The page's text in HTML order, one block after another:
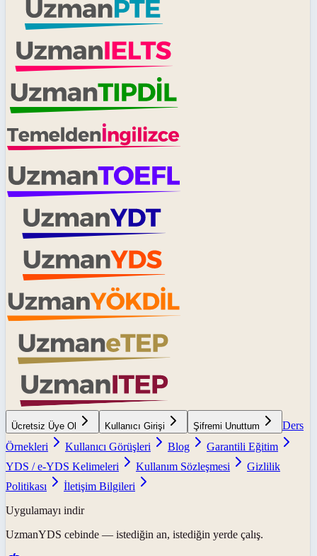
Ücretsiz Üye Ol Kullanıcı Girişi Şifremi Unuttum
Ders
Örnekleri
Kullanıcı Görüşleri Blog
Garantili Eğitim
YDS / e-YDS Kelimeleri
Kullanım Sözleşmesi
Gizlilik
Politikası
İletişim Bilgileri
Uygulamayı indir
UzmanYDS cebinde — istediğin an, istediğin yerde çalış.